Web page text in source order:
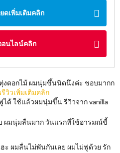
ดเพิ่มเติมคลิก
อนไลน์คลิก
งดอกไม้ ผมนุ่มขึ้นนิดนึงค่ะ ชอบมากก
วิวเพิ่มเติมคลิก
ใช้แล้วผมนุ่มขึ้น รีวิวจาก vanilla
ผมนุ่มลื่นมาก วันแรกที่ใช้อารมณ์ขี้
ะ ผมลื่นไม่พันกันเลย ผมไม่ฟูด้วย รัก